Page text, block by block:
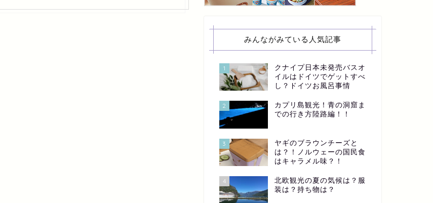
みんながみている人気記事
1
クナイプ日本未発売バスオ
イルはドイツでゲットすべ
し？ドイツお風呂事情
2
カプリ島観光！青の洞窟ま
での行き方陸路編！！
3
ヤギのブラウンチーズと
は？！ノルウェーの国民食
はキャラメル味？！
4
北欧観光の夏の気候は？服
装は？持ち物は？